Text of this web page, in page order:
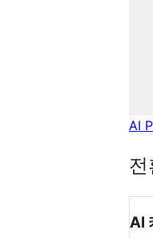
AI
AI